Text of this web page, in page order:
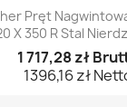
Szybki
Pręt
X 350 R Stal
1 717,28 zł
1396,16 zł